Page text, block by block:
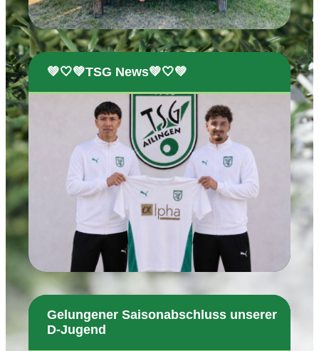
💚🤍💚TSG News💚🤍💚
Gelungener Saisonabschluss unserer
D-Jugend